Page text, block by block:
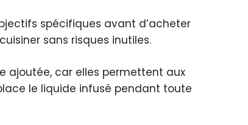
spécifiques avant d’acheter
sans risques inutiles.
ajoutée, car elles permettent aux
le liquide infusé pendant toute